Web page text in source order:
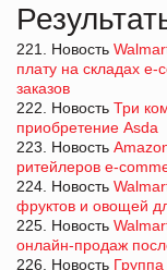
221. Новость
плату на складах e-
заказов
222. Новость Три
приобретение Asda
223. Новость
ритейлеров e-
224. Новость
фруктов и овощей
225. Новость
онлайн-продаж
226. Новость